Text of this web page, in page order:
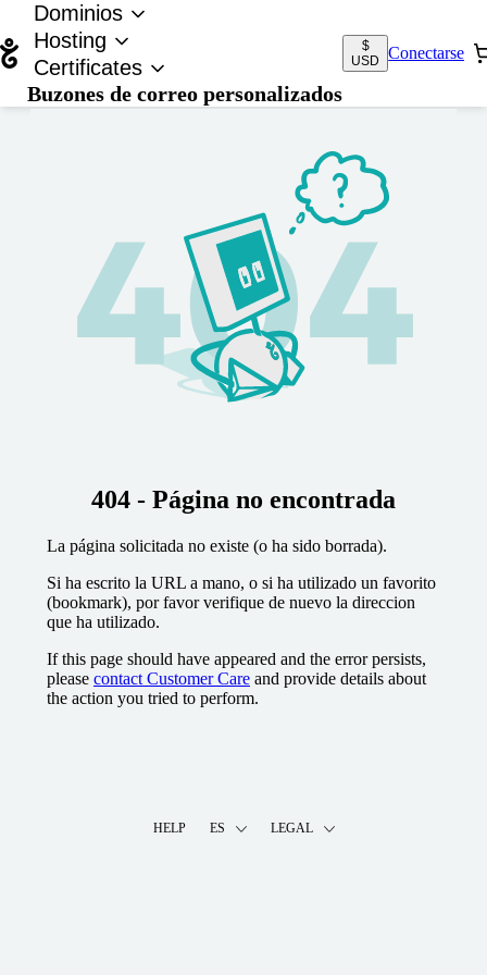
Dominios
Hosting
Certificates
Buzones de correo personalizados
$
USD
Conectarse
404 - Página no encontrada
La página solicitada no existe (o ha sido borrada).
Si ha escrito la URL a mano, o si ha utilizado un favorito
(bookmark), por favor verifique de nuevo la direccion
que ha utilizado.
If this page should have appeared and the error persists,
please contact Customer Care and provide details about
the action you tried to perform.
HELP ES LEGAL